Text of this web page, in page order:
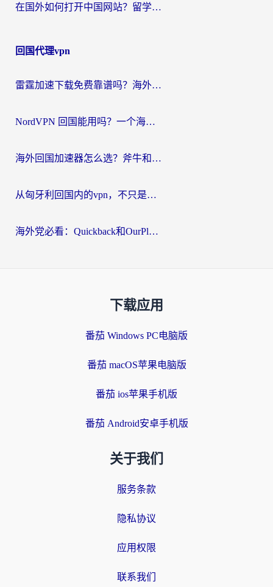
在国外如何打开中国网站？留学生与海外华人的无缝访问指南
回国代理vpn
雷霆加速下载免费靠谱吗？海外党选回国加速器的避坑指南（附热门工具对比）
NordVPN 回国能用吗？一个海外用户必须面对的真实困境
海外回国加速器怎么选？斧牛和海龟哪个好？一篇帮你避开坑的实用指南
从匈牙利回国内的vpn，不只是为了刷剧那么简单
海外党必看：Quickback和OurPlay好用吗？3分钟选对回国加速器，无缝刷剧玩游戏
下载应用
番茄 Windows PC电脑版
番茄 macOS苹果电脑版
番茄 ios苹果手机版
番茄 Android安卓手机版
关于我们
服务条款
隐私协议
应用权限
联系我们